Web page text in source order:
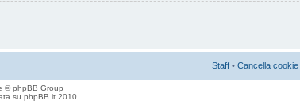
Staff • Cancella cookie
© phpBB Group
su phpBB.it 2010